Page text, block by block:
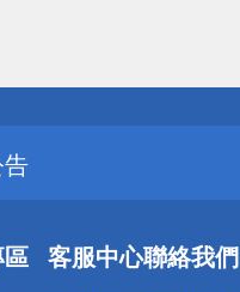
！請小心！
！請小心！
客服中心聯絡我們